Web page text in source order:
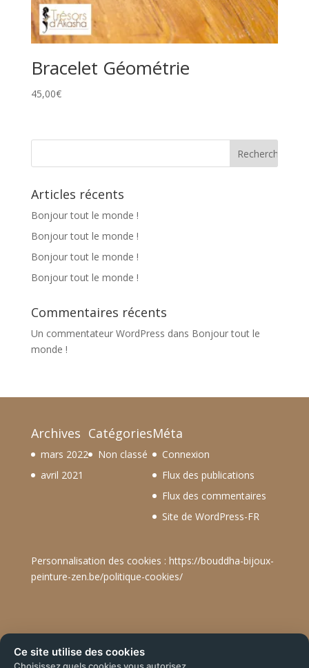
Bracelet Géométrie
45,00€
Articles récents
Bonjour tout le monde !
Bonjour tout le monde !
Bonjour tout le monde !
Bonjour tout le monde !
Commentaires récents
Un commentateur WordPress dans Bonjour tout le
monde !
Archives
mars 2022
avril 2021
Catégories
Non classé
Méta
Connexion
Flux des publications
Flux des commentaires
Site de WordPress-FR
Personnalisation des cookies : https://bouddha-bijoux-
peinture-zen.be/politique-cookies/
Ce site utilise des cookies